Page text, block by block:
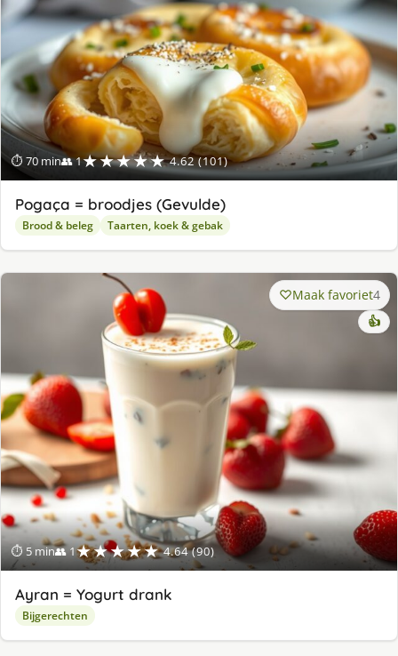
⏱ 70 min👥 1★★★★★ 4.62 (101)
Pogaça = broodjes (Gevulde)
Brood & beleg Taarten, koek & gebak
⏱ 5 min👥 1★★★★★ 4.64 (90)
Maak favoriet4
👍
Ayran = Yogurt drank
Bijgerechten